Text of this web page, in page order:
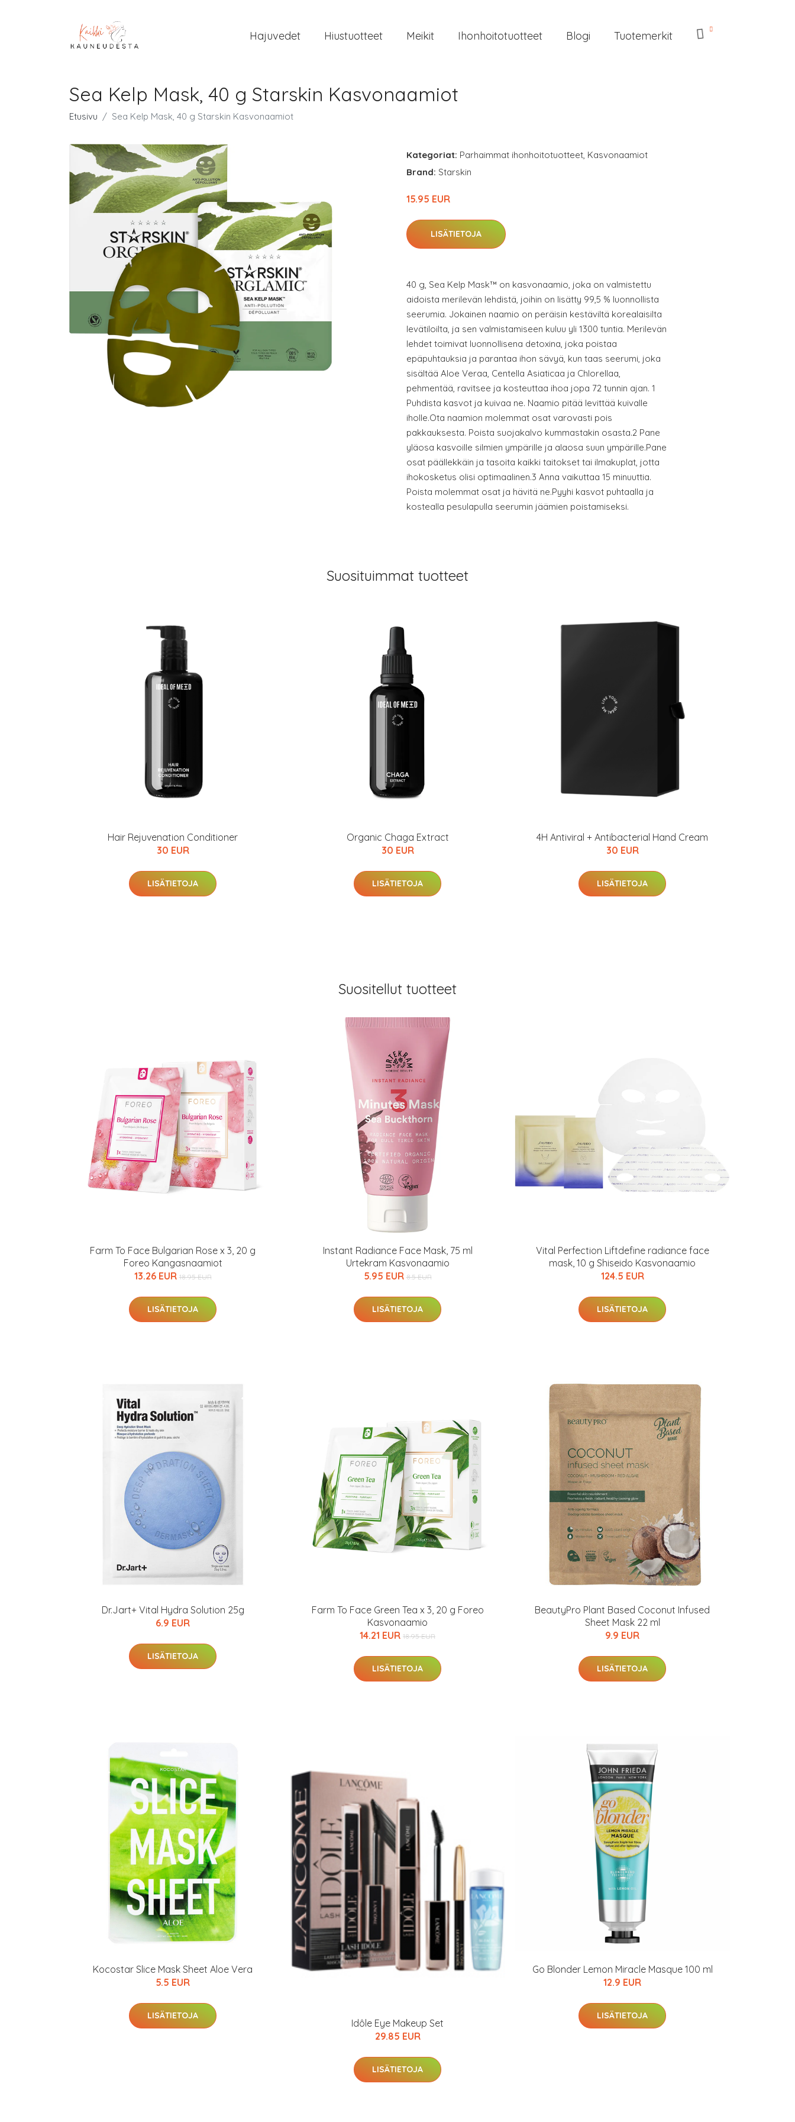
Hajuvedet Hiustuotteet Meikit Ihonhoitotuotteet Blogi Tuotemerkit
Sea Kelp Mask, 40 g Starskin Kasvonaamiot
Etusivu Sea Kelp Mask, 40 g Starskin Kasvonaamiot
Kategoriat: Parhaimmat ihonhoitotuotteet, Kasvonaamiot
Brand: Starskin
15.95 EUR
LISÄTIETOJA
40 g, Sea Kelp Mask™ on kasvonaamio, joka on valmistettu
aidoista merilevän lehdistä, joihin on lisätty 99,5 % luonnollista
seerumia. Jokainen naamio on peräisin kestäviltä korealaisilta
levätiloilta, ja sen valmistamiseen kuluu yli 1300 tuntia. Merilevän
lehdet toimivat luonnollisena detoxina, joka poistaa
epäpuhtauksia ja parantaa ihon sävyä, kun taas seerumi, joka
sisältää Aloe Veraa, Centella Asiaticaa ja Chlorellaa,
pehmentää, ravitsee ja kosteuttaa ihoa jopa 72 tunnin ajan. 1
Puhdista kasvot ja kuivaa ne. Naamio pitää levittää kuivalle
iholle.Ota naamion molemmat osat varovasti pois
pakkauksesta. Poista suojakalvo kummastakin osasta.2 Pane
yläosa kasvoille silmien ympärille ja alaosa suun ympärille.Pane
osat päällekkäin ja tasoita kaikki taitokset tai ilmakuplat, jotta
ihokosketus olisi optimaalinen.3 Anna vaikuttaa 15 minuuttia.
Poista molemmat osat ja hävitä ne.Pyyhi kasvot puhtaalla ja
kostealla pesulapulla seerumin jäämien poistamiseksi.
Suosituimmat tuotteet
Hair Rejuvenation Conditioner
30 EUR
LISÄTIETOJA
Organic Chaga Extract
30 EUR
LISÄTIETOJA
4H Antiviral + Antibacterial Hand Cream
30 EUR
LISÄTIETOJA
Suositellut tuotteet
Farm To Face Bulgarian Rose x 3, 20 g
Foreo Kangasnaamiot
13.26 EUR 18.95 EUR
LISÄTIETOJA
Instant Radiance Face Mask, 75 ml
Urtekram Kasvonaamio
5.95 EUR 8.5 EUR
LISÄTIETOJA
Vital Perfection Liftdefine radiance face
mask, 10 g Shiseido Kasvonaamio
124.5 EUR
LISÄTIETOJA
Dr.Jart+ Vital Hydra Solution 25g
6.9 EUR
LISÄTIETOJA
Farm To Face Green Tea x 3, 20 g Foreo
Kasvonaamio
14.21 EUR 18.95 EUR
LISÄTIETOJA
BeautyPro Plant Based Coconut Infused
Sheet Mask 22 ml
9.9 EUR
LISÄTIETOJA
Kocostar Slice Mask Sheet Aloe Vera
5.5 EUR
LISÄTIETOJA
Idôle Eye Makeup Set
29.85 EUR
LISÄTIETOJA
Go Blonder Lemon Miracle Masque 100 ml
12.9 EUR
LISÄTIETOJA
Erikoistarjous
Sponsoriltamme
IdealofMeD Kauppa
Kaikki IdealofMeDin tuotteet -20 %!